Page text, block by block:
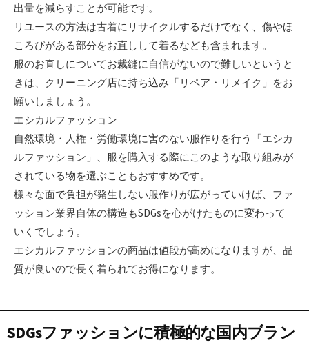
出量を減らすことが可能です。
リユースの方法は古着にリサイクルするだけでなく、傷やほ
ころびがある部分をお直しして着るなども含まれます。
服のお直しについてお裁縫に自信がないので難しいというと
きは、クリーニング店に持ち込み「リペア・リメイク」をお
願いしましょう。
エシカルファッション
自然環境・人権・労働環境に害のない服作りを行う「エシカ
ルファッション」、服を購入する際にこのような取り組みが
されている物を選ぶこともおすすめです。
様々な面で負担が発生しない服作りが広がっていけば、ファ
ッション業界自体の構造もSDGsを心がけたものに変わって
いくでしょう。
エシカルファッションの商品は値段が高めになりますが、品
質が良いので長く着られてお得になります。
SDGsファッションに積極的な国内ブラン